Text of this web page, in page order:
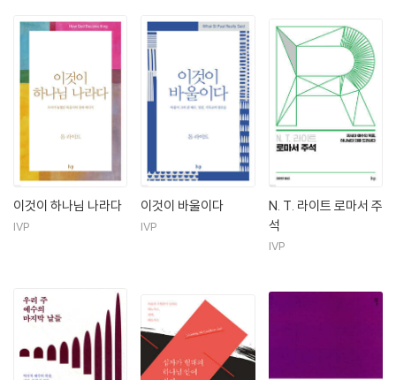
이것이 하나님 나라다
IVP
이것이 바울이다
IVP
N. T. 라이트 로마서 주
석
IVP